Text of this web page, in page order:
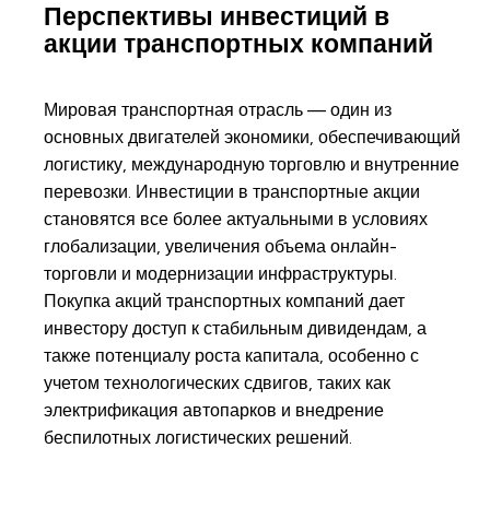
Перспективы инвестиций в
акции транспортных компаний
Мировая транспортная отрасль — один из
основных двигателей экономики, обеспечивающий
логистику, международную торговлю и внутренние
перевозки. Инвестиции в транспортные акции
становятся все более актуальными в условиях
глобализации, увеличения объема онлайн-
торговли и модернизации инфраструктуры.
Покупка акций транспортных компаний дает
инвестору доступ к стабильным дивидендам, а
также потенциалу роста капитала, особенно с
учетом технологических сдвигов, таких как
электрификация автопарков и внедрение
беспилотных логистических решений.